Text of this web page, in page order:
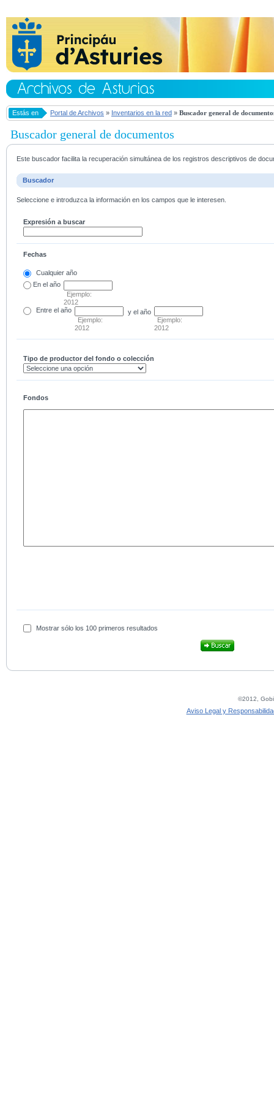
Estás en Portal de Archivos » Inventarios en la red » Buscador general de
Buscador general de documentos
Este buscador facilita la recuperación simultánea de los registros descriptivos de
Buscador
Seleccione e introduzca la información en los campos que le interesen.
Expresión a buscar
Fechas
Cualquier año
En el año
Ejemplo:
2012
Entre el año
Ejemplo:
2012
y el año
Ejemplo:
2012
Tipo de productor del fondo o colección
Fondos
Mostrar sólo los 100 primeros resultados
©2012,
Aviso Legal y